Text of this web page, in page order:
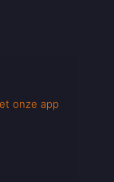
onze app